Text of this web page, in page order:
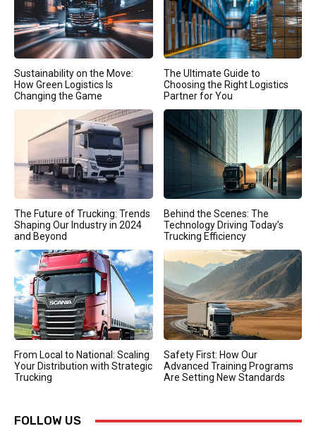
Sustainability on the Move:
How Green Logistics Is
Changing the Game
The Ultimate Guide to
Choosing the Right Logistics
Partner for You
The Future of Trucking: Trends
Shaping Our Industry in 2024
and Beyond
Behind the Scenes: The
Technology Driving Today’s
Trucking Efficiency
From Local to National: Scaling
Your Distribution with Strategic
Trucking
Safety First: How Our
Advanced Training Programs
Are Setting New Standards
FOLLOW US